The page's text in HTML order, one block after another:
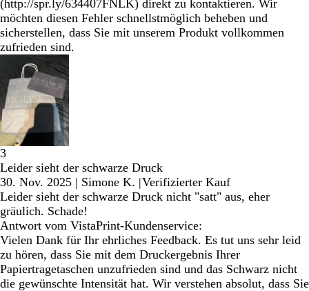
(http://spr.ly/634407FNLK) direkt zu kontaktieren. Wir
möchten diesen Fehler schnellstmöglich beheben und
sicherstellen, dass Sie mit unserem Produkt vollkommen
zufrieden sind.
3
Leider sieht der schwarze Druck
30. Nov. 2025 | Simone K. |Verifizierter Kauf
Leider sieht der schwarze Druck nicht "satt" aus, eher
gräulich. Schade!
Antwort vom VistaPrint-Kundenservice:
Vielen Dank für Ihr ehrliches Feedback. Es tut uns sehr leid
zu hören, dass Sie mit dem Druckergebnis Ihrer
Papiertragetaschen unzufrieden sind und das Schwarz nicht
die gewünschte Intensität hat. Wir verstehen absolut, dass Sie